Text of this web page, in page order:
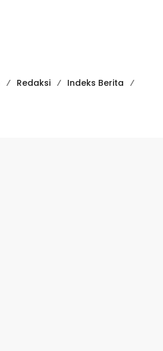
Redaksi
Indeks Berita